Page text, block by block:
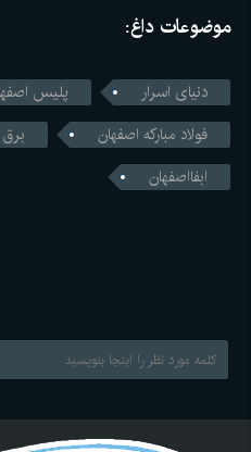
موضوعات داغ:
دنیای اسرار
پلیس
فولاد مبارکه اصفهان
ابفااصفهان